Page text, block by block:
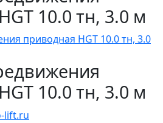
10.0 тн, 3.0 м
10.0 тн, 3.0 м
lift.ru